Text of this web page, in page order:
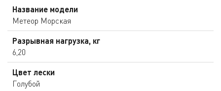
Название модели
Метеор Морская
Разрывная нагрузка, кг
6,20
Цвет лески
Голубой